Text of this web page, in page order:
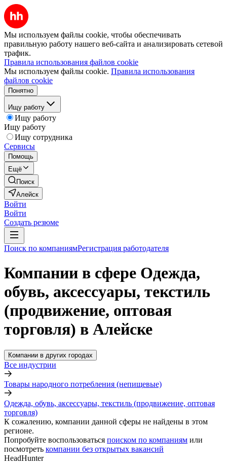
Мы используем файлы cookie, чтобы обеспечивать
правильную работу нашего веб-сайта и анализировать сетевой
трафик.
Правила использования файлов cookie
Мы используем файлы cookie. Правила использования
файлов cookie
Понятно
Ищу работу
Ищу работу
Ищу работу
Ищу сотрудника
Сервисы
Помощь
Ещё
Поиск
Алейск
Войти
Войти
Создать резюме
Поиск по компаниямРегистрация работодателя
Компании в сфере Одежда,
обувь, аксессуары, текстиль
(продвижение, оптовая
торговля) в Алейске
Компании в других городах
Все индустрии
Товары народного потребления (непищевые)
Одежда, обувь, аксессуары, текстиль (продвижение, оптовая
торговля)
К сожалению, компании данной сферы не найдены в этом
регионе.
Попробуйте воспользоваться поиском по компаниям или
посмотреть компании без открытых вакансий
HeadHunter